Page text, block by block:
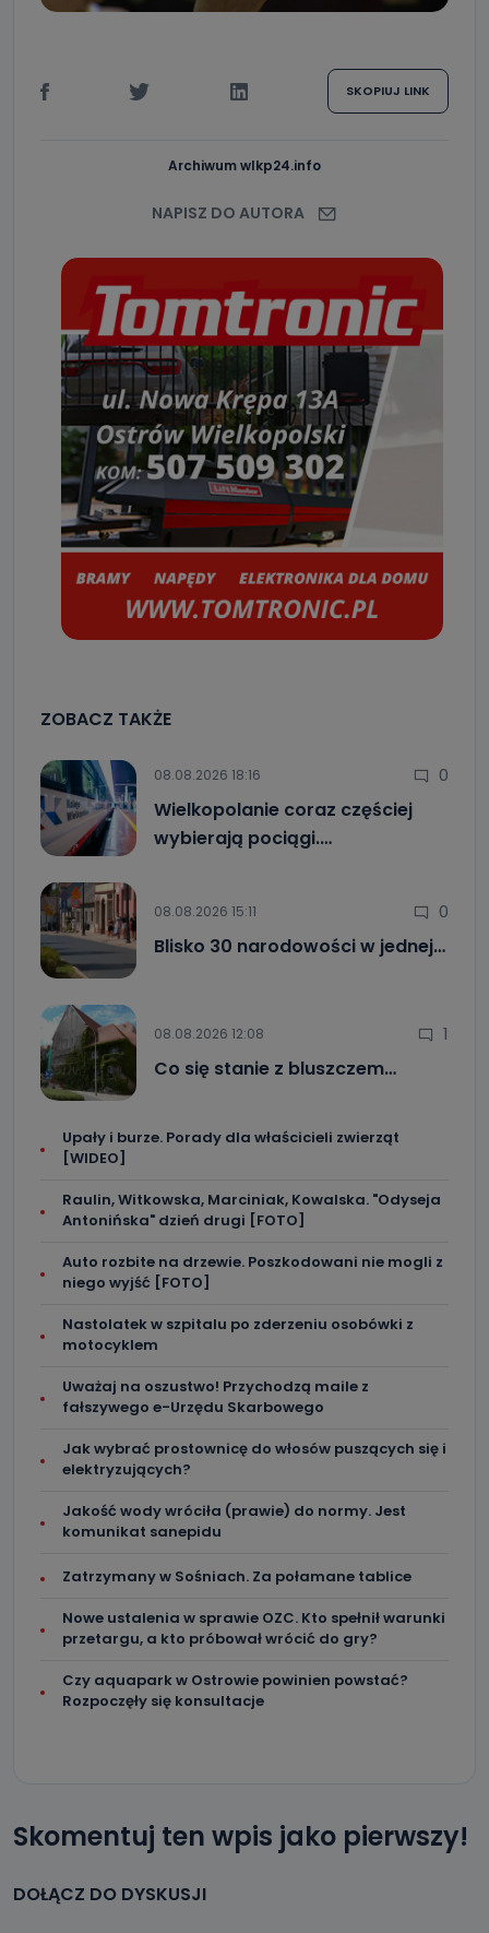
SKOPIUJ LINK
Archiwum wlkp24.info
NAPISZ DO AUTORA
ZOBACZ TAKŻE
08.08.2026 18:16 0
Wielkopolanie coraz częściej
wybierają pociągi.…
08.08.2026 15:11 0
Blisko 30 narodowości w jednej…
08.08.2026 12:08 1
Co się stanie z bluszczem…
Upały i burze. Porady dla właścicieli zwierząt
[WIDEO]
Raulin, Witkowska, Marciniak, Kowalska. "Odyseja
Antonińska" dzień drugi [FOTO]
Auto rozbite na drzewie. Poszkodowani nie mogli z
niego wyjść [FOTO]
Nastolatek w szpitalu po zderzeniu osobówki z
motocyklem
Uważaj na oszustwo! Przychodzą maile z
fałszywego e-Urzędu Skarbowego
Jak wybrać prostownicę do włosów puszących się i
elektryzujących?
Jakość wody wróciła (prawie) do normy. Jest
komunikat sanepidu
Zatrzymany w Sośniach. Za połamane tablice
Nowe ustalenia w sprawie OZC. Kto spełnił warunki
przetargu, a kto próbował wrócić do gry?
Czy aquapark w Ostrowie powinien powstać?
Rozpoczęły się konsultacje
Skomentuj ten wpis jako pierwszy!
DOŁĄCZ DO DYSKUSJI